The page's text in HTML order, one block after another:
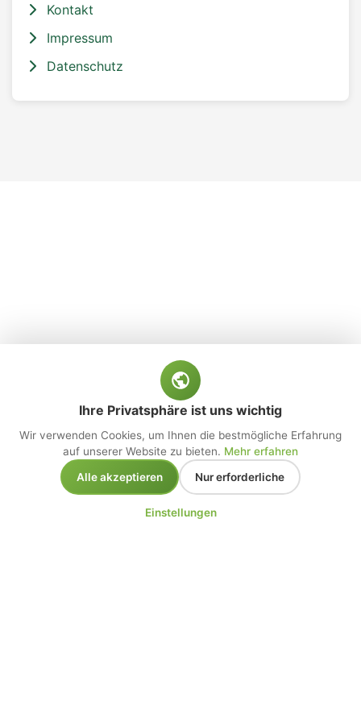
Kontakt
Impressum
Datenschutz
Ihre Privatsphäre ist uns wichtig
Wir verwenden Cookies, um Ihnen die bestmögliche Erfahrung
auf unserer Website zu bieten. Mehr erfahren
Alle akzeptieren
Nur erforderliche
Einstellungen